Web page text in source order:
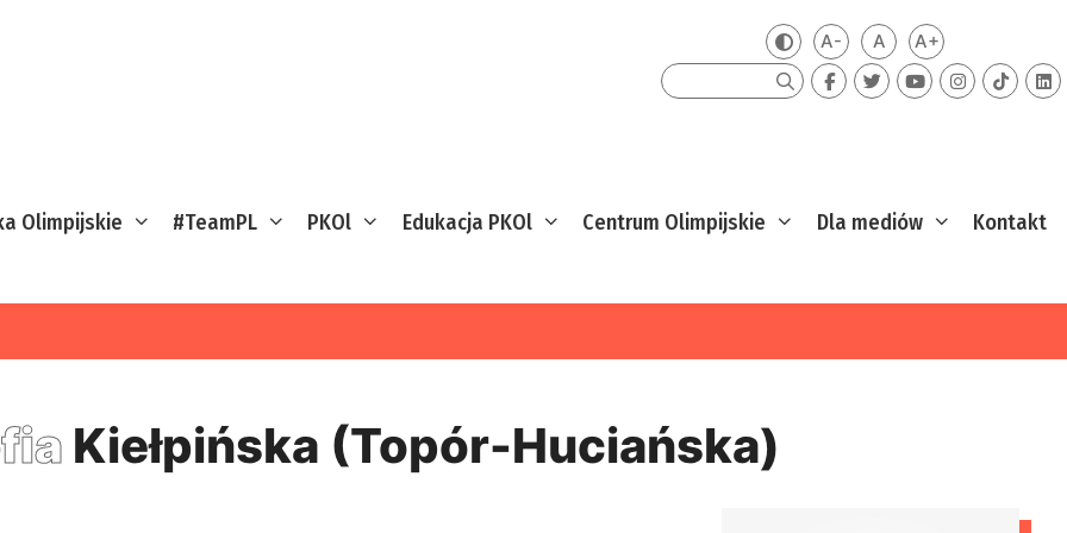
Zmień kontrast
A-Mniejsza czcionka
ADomyślna czcionka
A+Większa
Szukaj
Olimpijskie #TeamPL PKOl Edukacja PKOl Centrum Olimpijskie Dla mediów Kontakt
Kiełpińska (Topór-Huciańska)